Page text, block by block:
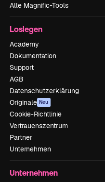
Alle Magnific-Tools
Loslegen
Academy
Dokumentation
Support
AGB
Datenschutzerklärung
Originale Neu
Cookie-Richtlinie
Vertrauenszentrum
Partner
Unternehmen
Unternehmen